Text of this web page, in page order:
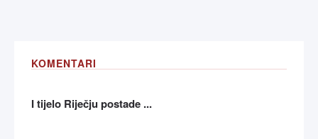
KOMENTARI
I tijelo Riječju postade ...